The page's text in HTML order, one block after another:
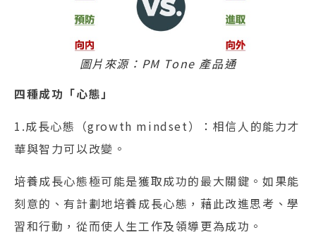
圖片來源：PM Tone 產品通
四種成功「心態」
1.成長心態（growth mindset）：相信人的能力才
華與智力可以改變。
培養成長心態極可能是獲取成功的最大關鍵。如果能
刻意的、有計劃地培養成長心態，藉此改進思考、學
習和行動，從而使人生工作及領導更為成功。